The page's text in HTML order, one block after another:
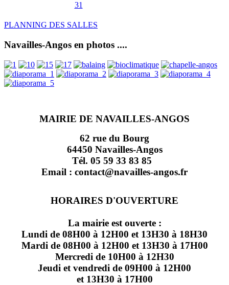
31
PLANNING DES SALLES
Navailles-Angos en photos ....
MAIRIE DE NAVAILLES-ANGOS
62 rue du Bourg
64450 Navailles-Angos
Tél. 05 59 33 83 85
Email : contact@navailles-angos.fr
HORAIRES D'OUVERTURE
La mairie est ouverte :
Lundi de 08H00 à 12H00 et 13H30 à 18H30
Mardi de 08H00 à 12H00 et 13H30 à 17H00
Mercredi de 10H00 à 12H30
Jeudi et vendredi de 09H00 à 12H00
et 13H30 à 17H00